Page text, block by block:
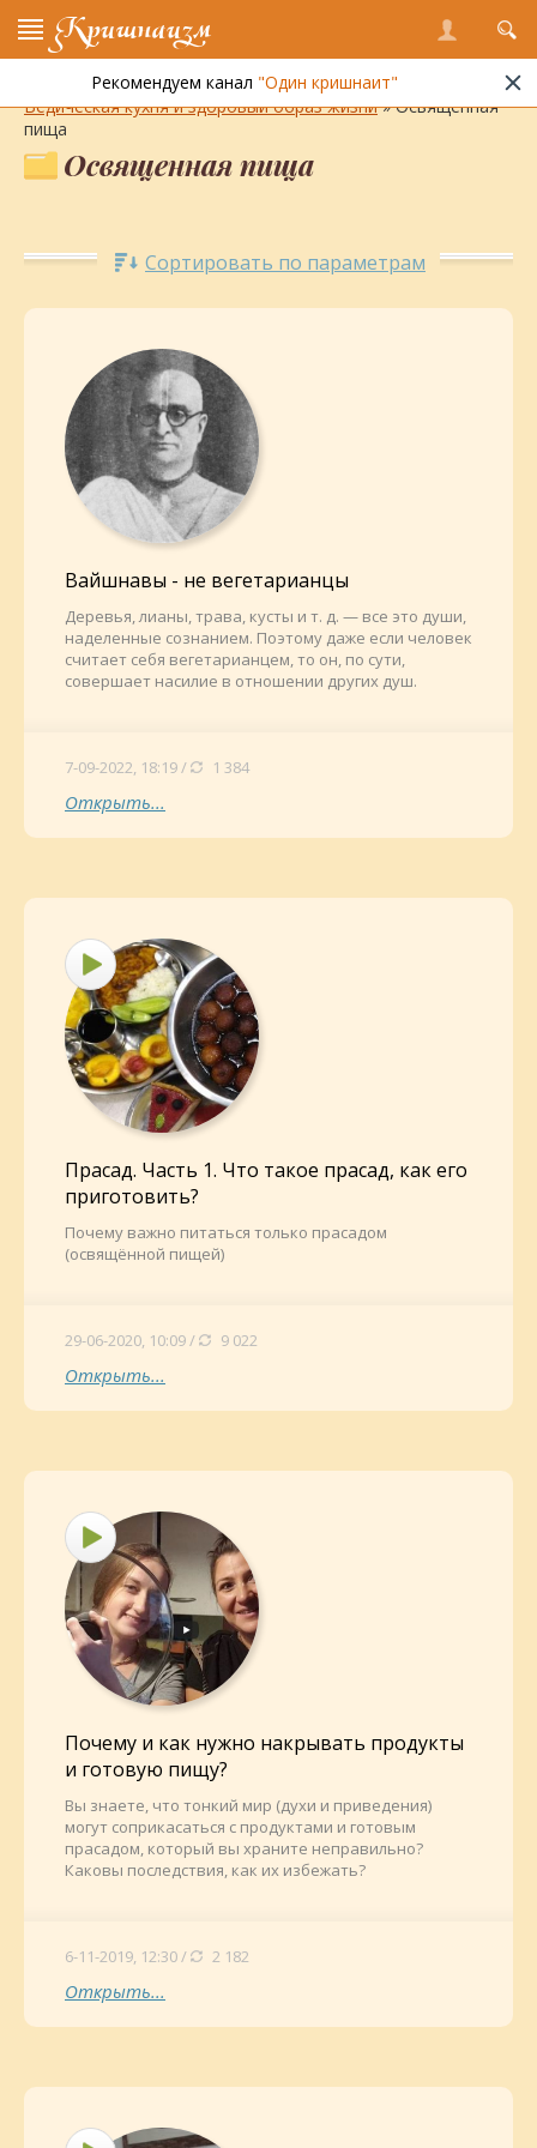
Кришнаизм
Рекомендуем канал "Один кришнаит"
Энциклопедия кришнаизма»Ведическая культура
Ведическая кухня и здоровый образ жизни» Освященная
пища
Освященная пища
Сортировать по параметрам
Вайшнавы - не вегетарианцы
Деревья, лианы, трава, кусты и т. д. — все это души,
наделенные сознанием. Поэтому даже если человек
считает себя вегетарианцем, то он, по сути,
совершает насилие в отношении других душ.
7-09-2022, 18:19 / 1 384
Открыть...
Прасад. Часть 1. Что такое прасад, как его
приготовить?
Почему важно питаться только прасадом
(освящённой пищей)
29-06-2020, 10:09 / 9 022
Открыть...
Почему и как нужно накрывать продукты
и готовую пищу?
Вы знаете, что тонкий мир (духи и приведения)
могут соприкасаться с продуктами и готовым
прасадом, который вы храните неправильно?
Каковы последствия, как их избежать?
6-11-2019, 12:30 / 2 182
Открыть...